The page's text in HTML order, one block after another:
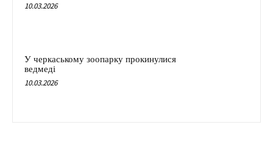
10.03.2026
У черкаському зоопарку прокинулися
ведмеді
10.03.2026